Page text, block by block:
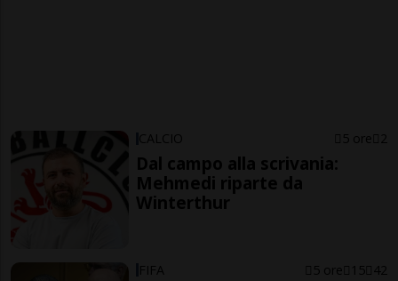
CALCIO 5 ore 2
Dal campo alla scrivania:
Mehmedi riparte da
Winterthur
FIFA 5 ore 15 42